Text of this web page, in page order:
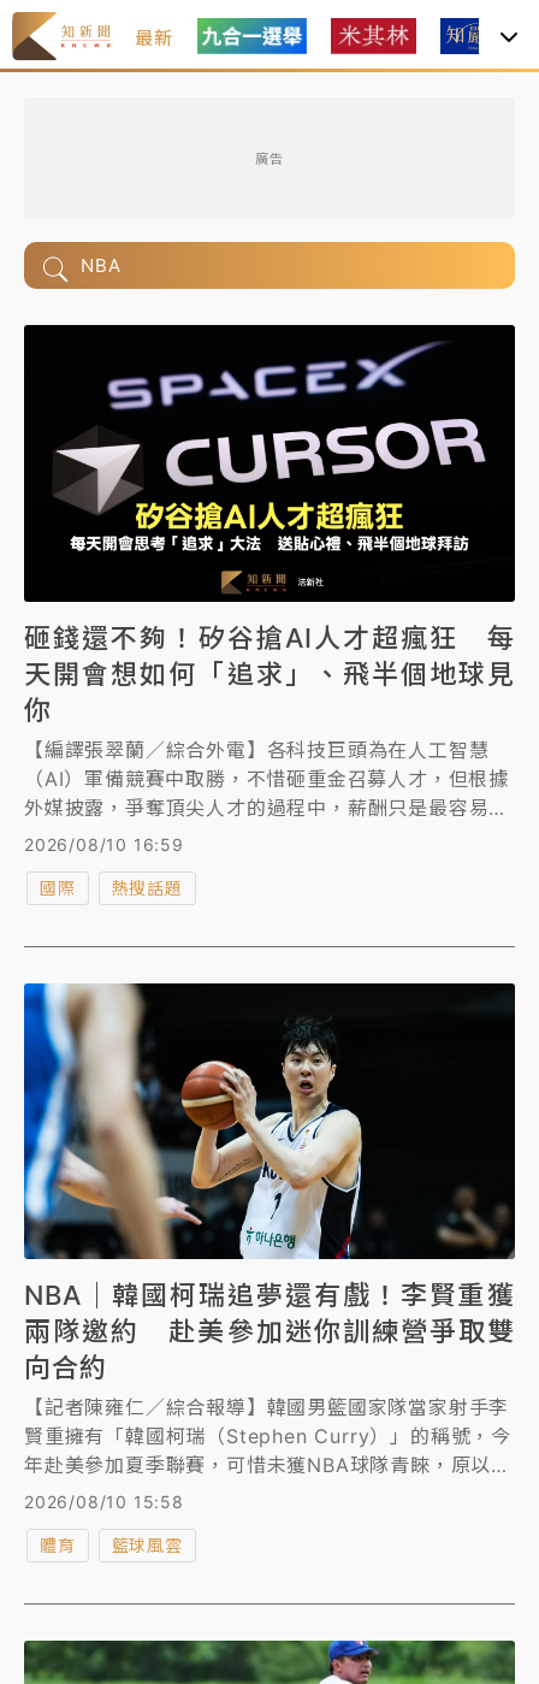
最新
廣告
NBA
砸錢還不夠！矽谷搶AI人才超瘋狂 每
天開會想如何「追求」、飛半個地球見
你
【編譯張翠蘭／綜合外電】各科技巨頭為在人工智慧
（AI）軍備競賽中取勝，不惜砸重金召募人才，但根據
外媒披露，爭奪頂尖人才的過程中，薪酬只是最容易的
部分。最近被全球首富馬斯克旗下航太公司SpaceX收
的「芳心」，貴在「心意」，該團隊曾送上獨特樂器，
2026/08/10 16:59
國際 熱搜話題
NBA｜韓國柯瑞追夢還有戲！李賢重獲
兩隊邀約 赴美參加迷你訓練營爭取雙
向合約
【記者陳雍仁／綜合報導】韓國男籃國家隊當家射手李
賢重擁有「韓國柯瑞（Stephen Curry）」的稱號，今
年赴美參加夏季聯賽，可惜未獲NBA球隊青睞，原以為
NBA夢恐將暫告一段落，沒想到竟然還有戲，《韓聯
社》報導，李賢重受邀參加NBA鵜鶘與塞爾提克的迷你
訓練營，繼續展開挑戰NBA殿堂的旅程。
2026/08/10 15:58
體育 籃球風雲